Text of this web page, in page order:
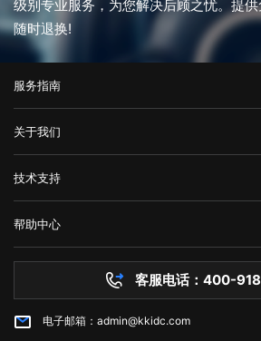
级别专业服务，为您解决后顾之忧。提
随时退换!
服务指南
汇款信息
购买流程
服务条款
关于我们
公司介绍
举报中心
隐私声明
技术支持
网站备案
技术文档
帮助中心
服务器问题
市场资讯
客服电话：400-
电子邮箱：admin@kkidc.com